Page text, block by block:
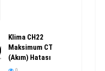
Klima CH22
Maksimum CT
(Akım) Hatası